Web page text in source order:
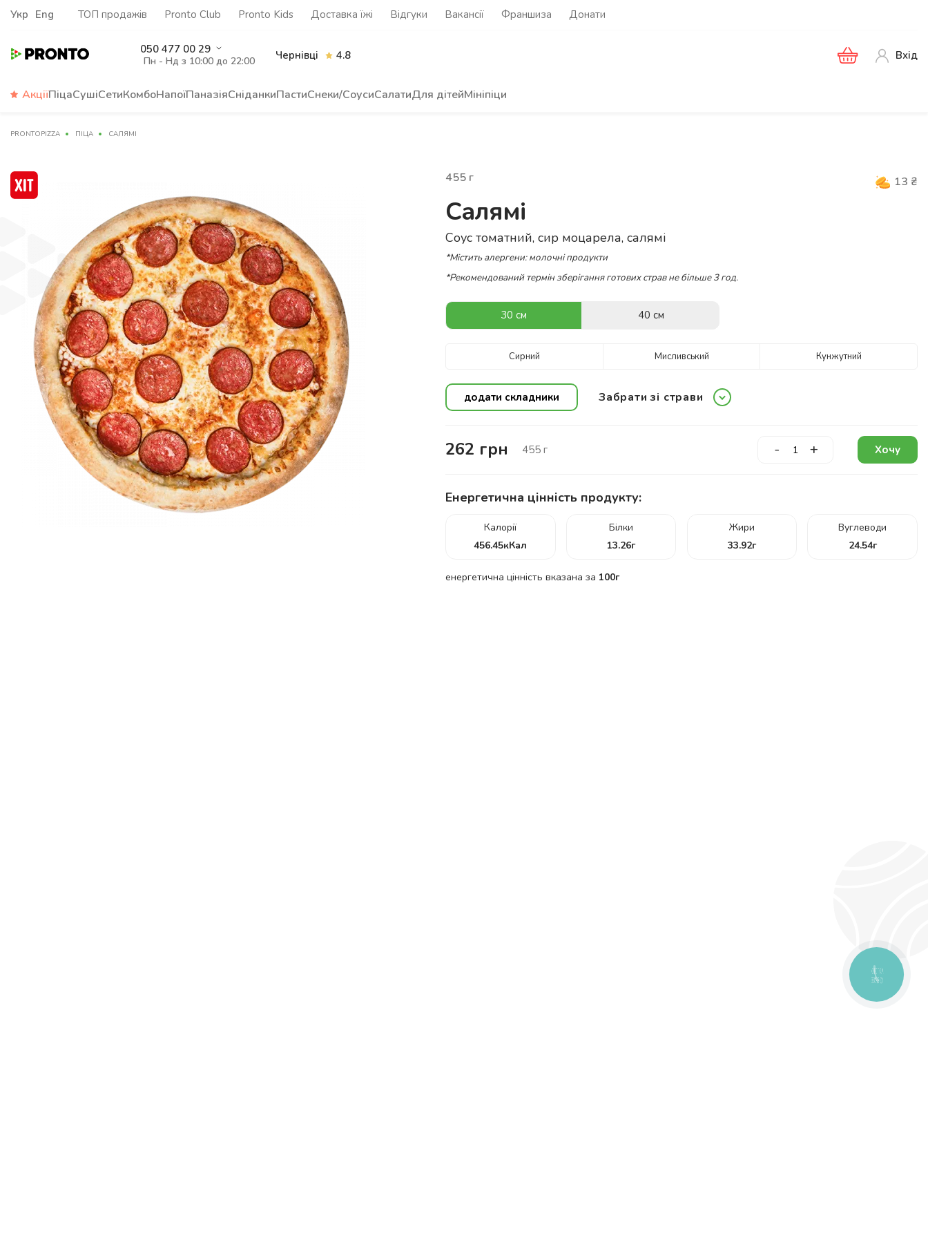
Укр Eng ТОП продажів Pronto Club Pronto Kids Доставка їжі Відгуки Вакансії Франшиза Донати
050 477 00 29
Пн - Нд з 10:00 до 22:00 Чернівці 4.8 Вхід
АкціїПіцаСушіСетиКомбоНапоїПаназіяСніданкиПастиСнеки/СоусиСалатиДля дітейМініпіци
PRONTOPIZZA ПІЦА САЛЯМІ
455 г 13 ₴
Салямі
Соус томатний, сир моцарела, салямі
*Містить алергени: молочні продукти
*Рекомендований термін зберігання готових страв не більше 3 год.
30 см 40 см
Сирний Мисливський Кунжутний
додати складники Забрати зі страви
262 грн 455 г - + Хочу
Енергетична цінність продукту:
Калорії
456.45кКал
Білки
13.26г
Жири
33.92г
Вуглеводи
24.54г
енергетична цінність вказана за 100г
КНОПКА
ЗВ'ЯЗКУ